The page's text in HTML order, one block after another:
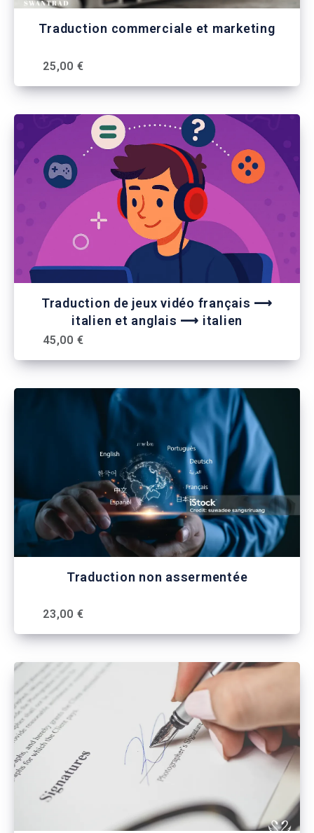
Traduction commerciale et marketing
25,00 €
Traduction de jeux vidéo français ⟶
italien et anglais ⟶ italien
45,00 €
Traduction non assermentée
23,00 €